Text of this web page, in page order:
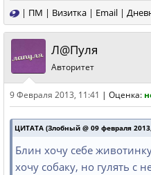
| ПМ | Визитка | Email |
Л@Пуля
Авторитет
9 Февраля 2013, 11:41 | Оценка:
ЦИТАТА (Злобный @ 09 февраля
Блин хочу себе
хочу собаку, но гулять с